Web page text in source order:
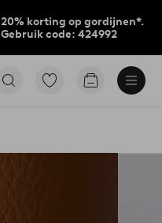
20% korting op gordijnen*.
Gebruik code: 424992
Ga
Go